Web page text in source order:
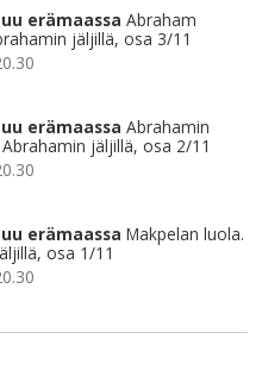
erämaassa Abraham
jäljillä, osa 3/11
erämaassa Abrahamin
jäljillä, osa 2/11
erämaassa Makpelan luola.
osa 1/11